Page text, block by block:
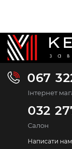
067
Інтернет
032
Салон
Написати нам